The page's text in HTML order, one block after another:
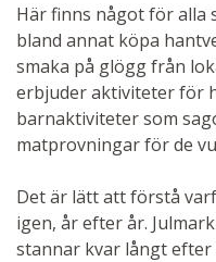
Här finns något för alla
bland annat köpa
smaka på glögg från
erbjuder aktiviteter för
barnaktiviteter som
matprovningar för de
Det är lätt att förstå
igen, år efter år.
stannar kvar långt